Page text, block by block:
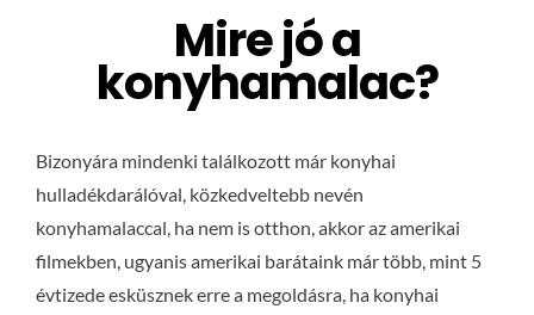
Kezdőlap
ÁRKALKULÁTOR – 2026
KAPCSOLAT
Mire jó a
konyhamalac?
Bizonyára mindenki találkozott már konyhai
hulladékdarálóval, közkedveltebb nevén
konyhamalaccal, ha nem is otthon, akkor az amerikai
filmekben, ugyanis amerikai barátaink már több, mint 5
évtizede esküsznek erre a megoldásra, ha konyhai